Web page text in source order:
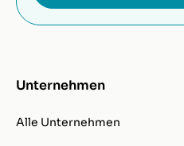
Unternehmen
Alle Unternehmen